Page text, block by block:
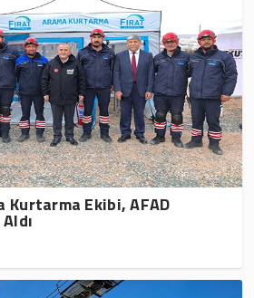
Kurtarma Ekibi, AFAD